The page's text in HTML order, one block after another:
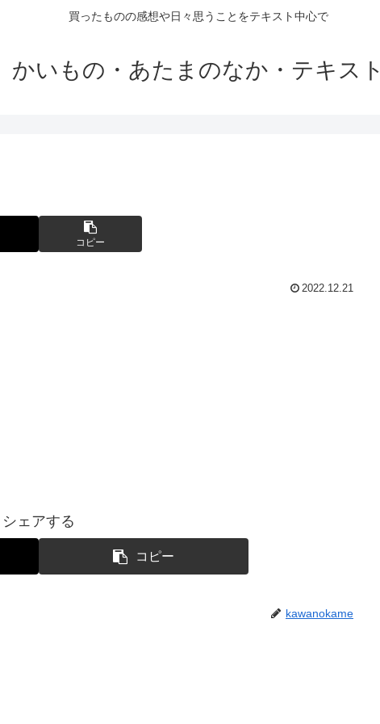
買ったものの感想や日々思うことをテキスト中心で
かいもの・あたまのなか・テキスト
コピー
2022.12.21
シェアする
コピー
kawanokame